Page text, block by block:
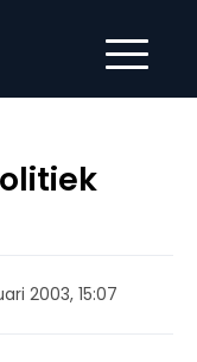
2003, 15:07